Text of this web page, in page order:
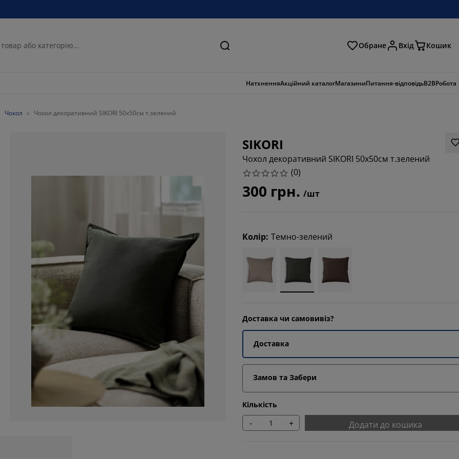
Пошук Обране Вхід Кошик
НатхненняАкційний каталогМагазиниПитання-відповідьB2BРобота
Чохол Чохол декоративний SIKORI 50x50см т.зелений
SIKORI
Чохол декоративний SIKORI 50x50см т.зелений
(0)
300 грн. /шт
Колір: Темно-зелений
Доставка чи самовивіз?
Доставка
Замов та Забери
Кількість
- + Додати до кошика